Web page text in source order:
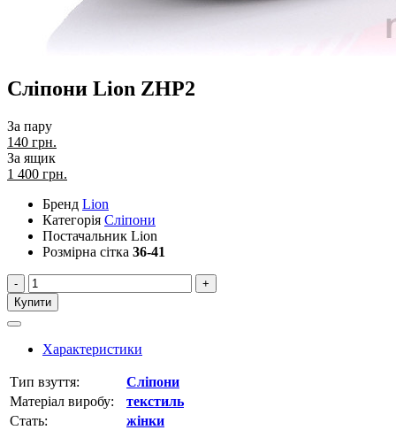
Сліпони Lion ZHP2
За пару
140 грн.
За ящик
1 400 грн.
Бренд Lion
Категорія Сліпони
Постачальник Lion
Розмірна сітка 36-41
-
+
Купити
Характеристики
Тип взуття:
Сліпони
Матеріал виробу:
текстиль
Стать:
жінки